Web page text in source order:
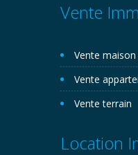
Vente
Vente maison
Vente
Vente terrain
Location